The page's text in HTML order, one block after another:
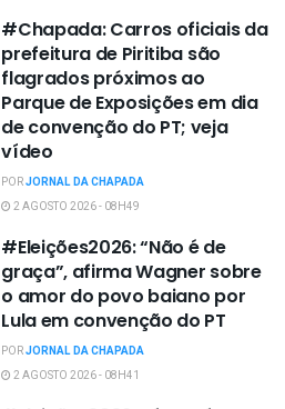
#Chapada: Carros oficiais da
prefeitura de Piritiba são
flagrados próximos ao
Parque de Exposições em dia
de convenção do PT; veja
vídeo
PORJORNAL DA CHAPADA
2 AGOSTO 2026 - 08H49
#Eleições2026: “Não é de
graça”, afirma Wagner sobre
o amor do povo baiano por
Lula em convenção do PT
PORJORNAL DA CHAPADA
2 AGOSTO 2026 - 08H41